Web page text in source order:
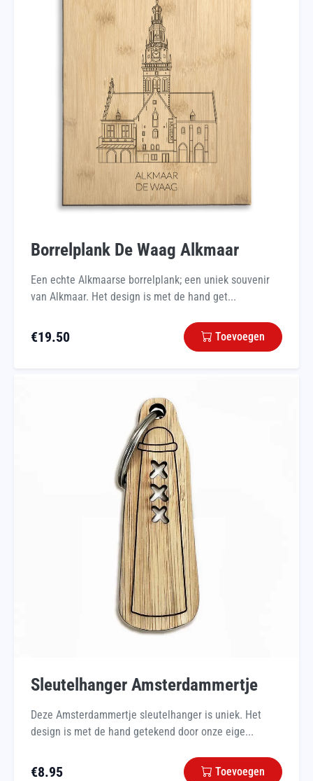
Borrelplank De Waag Alkmaar
Een echte Alkmaarse borrelplank; een uniek souvenir
van Alkmaar. Het design is met de hand get...
€19.50 Toevoegen
Sleutelhanger Amsterdammertje
Deze Amsterdammertje sleutelhanger is uniek. Het
design is met de hand getekend door onze eige...
€8.95 Toevoegen